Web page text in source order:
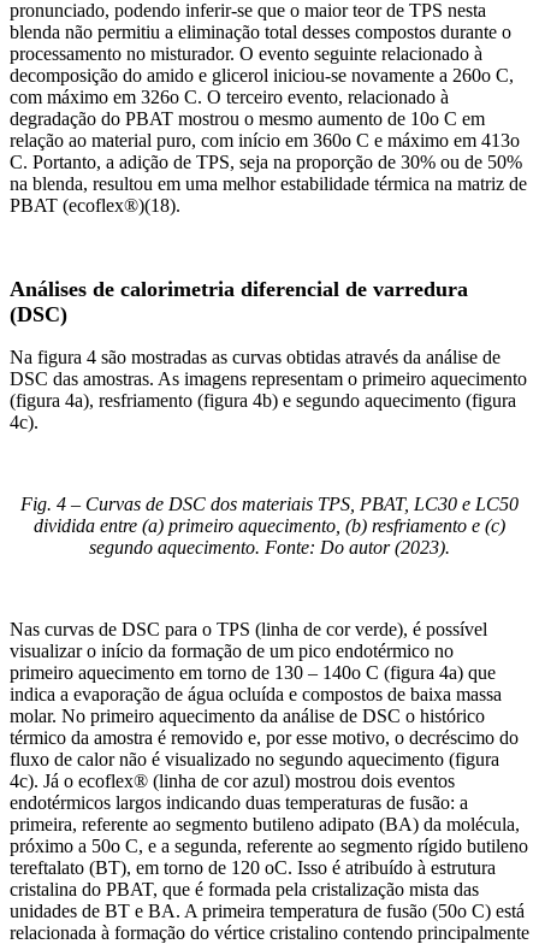
pronunciado, podendo inferir-se que o maior teor de TPS nesta
blenda não permitiu a eliminação total desses compostos durante o
processamento no misturador. O evento seguinte relacionado à
decomposição do amido e glicerol iniciou-se novamente a 260o C,
com máximo em 326o C. O terceiro evento, relacionado à
degradação do PBAT mostrou o mesmo aumento de 10o C em
relação ao material puro, com início em 360o C e máximo em 413o
C. Portanto, a adição de TPS, seja na proporção de 30% ou de 50%
na blenda, resultou em uma melhor estabilidade térmica na matriz de
PBAT (ecoflex®)(18).
Análises de calorimetria diferencial de varredura
(DSC)
Na figura 4 são mostradas as curvas obtidas através da análise de
DSC das amostras. As imagens representam o primeiro aquecimento
(figura 4a), resfriamento (figura 4b) e segundo aquecimento (figura
4c).
Fig. 4 – Curvas de DSC dos materiais TPS, PBAT, LC30 e LC50
dividida entre (a) primeiro aquecimento, (b) resfriamento e (c)
segundo aquecimento. Fonte: Do autor (2023).
Nas curvas de DSC para o TPS (linha de cor verde), é possível
visualizar o início da formação de um pico endotérmico no
primeiro aquecimento em torno de 130 – 140o C (figura 4a) que
indica a evaporação de água ocluída e compostos de baixa massa
molar. No primeiro aquecimento da análise de DSC o histórico
térmico da amostra é removido e, por esse motivo, o decréscimo do
fluxo de calor não é visualizado no segundo aquecimento (figura
4c). Já o ecoflex® (linha de cor azul) mostrou dois eventos
endotérmicos largos indicando duas temperaturas de fusão: a
primeira, referente ao segmento butileno adipato (BA) da molécula,
próximo a 50o C, e a segunda, referente ao segmento rígido butileno
tereftalato (BT), em torno de 120 oC. Isso é atribuído à estrutura
cristalina do PBAT, que é formada pela cristalização mista das
unidades de BT e BA. A primeira temperatura de fusão (50o C) está
relacionada à formação do vértice cristalino contendo principalmente